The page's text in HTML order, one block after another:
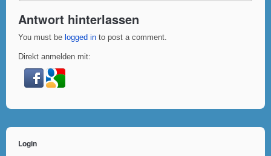
Antwort hinterlassen
You must be logged in to post a comment.
Direkt anmelden mit:
Login